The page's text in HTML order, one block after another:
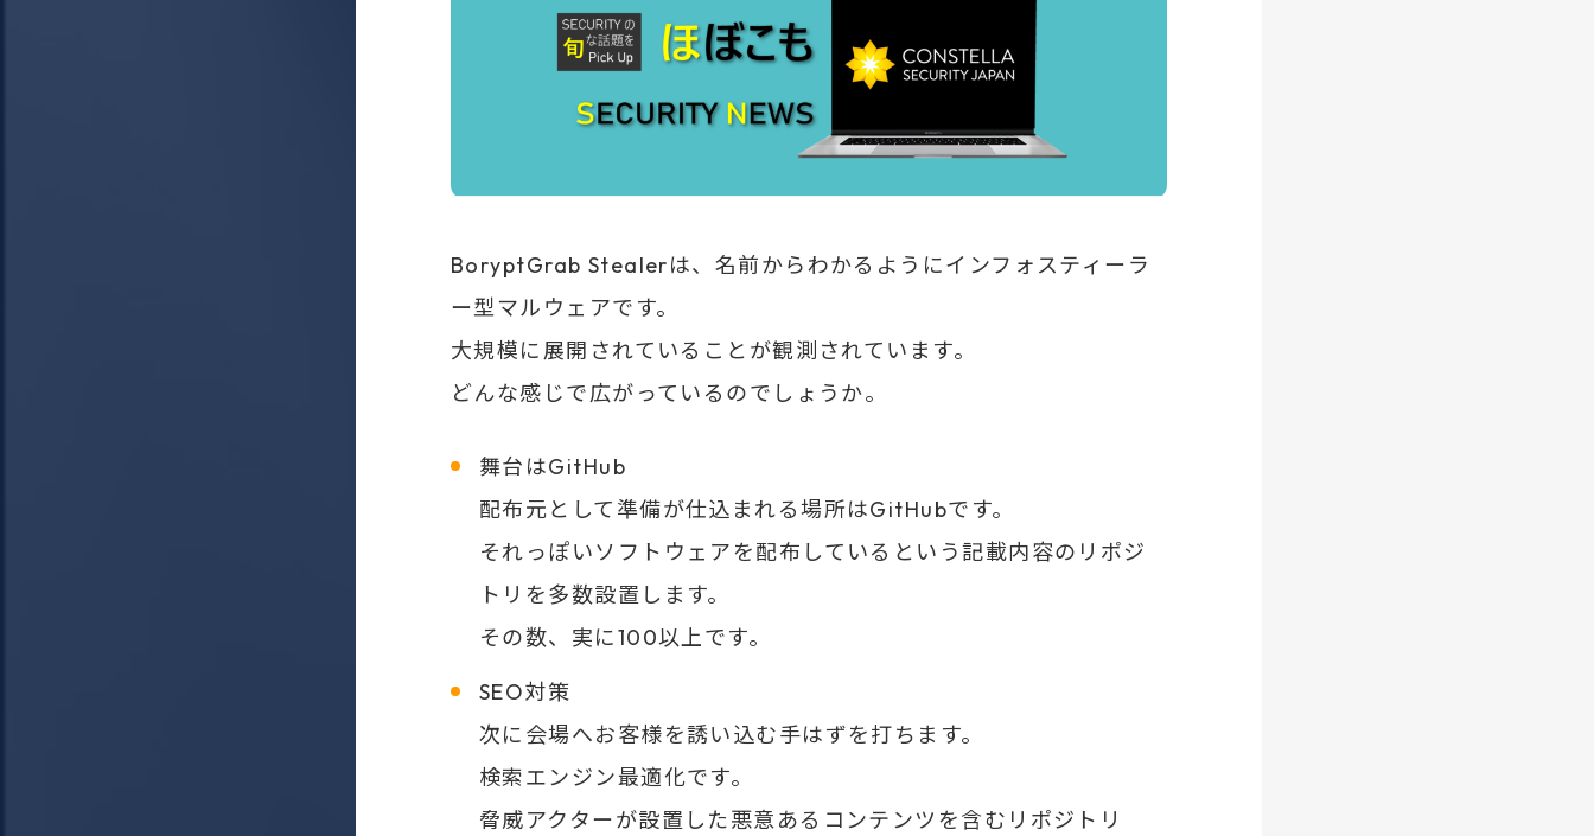
BoryptGrab Stealerは、名前からわかるようにインフォスティーラ
ー型マルウェアです。
大規模に展開されていることが観測されています。
どんな感じで広がっているのでしょうか。
舞台はGitHub
配布元として準備が仕込まれる場所はGitHubです。
それっぽいソフトウェアを配布しているという記載内容のリポジ
トリを多数設置します。
その数、実に100以上です。
SEO対策
次に会場へお客様を誘い込む手はずを打ちます。
検索エンジン最適化です。
脅威アクターが設置した悪意あるコンテンツを含むリポジトリ